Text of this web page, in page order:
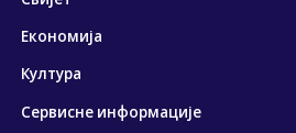
Економија
Култура
Сервисне информације